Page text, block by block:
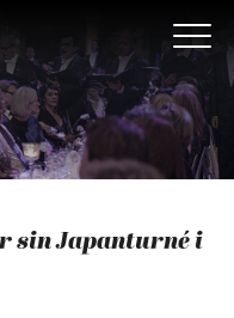
sin Japanturné i